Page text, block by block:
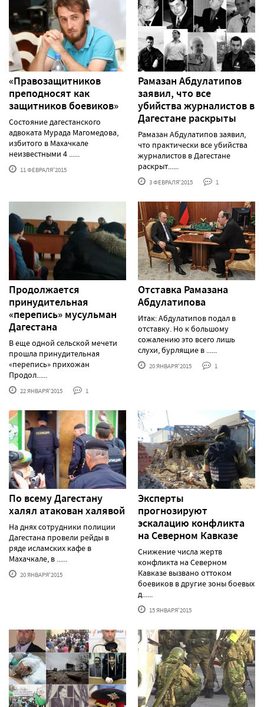
«Правозащитников
преподносят как
защитников боевиков»
Состояние дагестанского
адвоката Мурада Магомедова,
избитого в Махачкале
неизвестными 4 ......
11 ФЕВРАЛЯ'2015
Рамазан Абдулатипов
заявил, что все
убийства журналистов в
Дагестане раскрыты
Рамазан Абдулатипов заявил,
что практически все убийства
журналистов в Дагестане
раскрыт......
3 ФЕВРАЛЯ'2015 1
Продолжается
принудительная
«перепись» мусульман
Дагестана
В еще одной сельской мечети
прошла принудительная
«перепись» прихожан
Продол......
22 ЯНВАРЯ'2015 1
Отставка Рамазана
Абдулатипова
Итак: Абдулатипов подал в
отставку. Но к большому
сожалению это всего лишь
слухи, бурлящие в ......
20 ЯНВАРЯ'2015 1
По всему Дагестану
халял атакован халявой
На днях сотрудники полиции
Дагестана провели рейды в
ряде исламских кафе в
Махачкале, в ......
20 ЯНВАРЯ'2015
Эксперты
прогнозируют
эскалацию конфликта
на Северном Кавказе
Снижение числа жертв
конфликта на Северном
Кавказе вызвано оттоком
боевиков в другие зоны боевых
д......
15 ЯНВАРЯ'2015